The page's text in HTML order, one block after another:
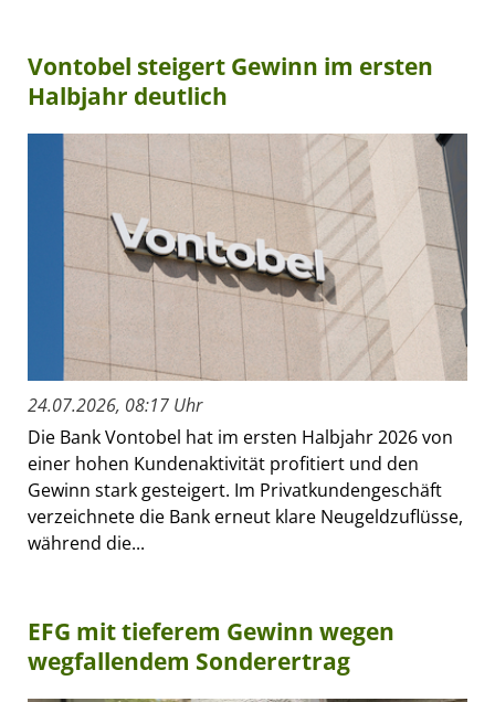
Vontobel steigert Gewinn im ersten
Halbjahr deutlich
24.07.2026, 08:17 Uhr
Die Bank Vontobel hat im ersten Halbjahr 2026 von
einer hohen Kundenaktivität profitiert und den
Gewinn stark gesteigert. Im Privatkundengeschäft
verzeichnete die Bank erneut klare Neugeldzuflüsse,
während die...
EFG mit tieferem Gewinn wegen
wegfallendem Sonderertrag